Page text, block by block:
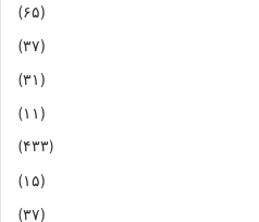
(۶۵)
(۳۷)
(۳۱)
(۱۱)
(۴۳۳)
(۱۵)
(۳۷)